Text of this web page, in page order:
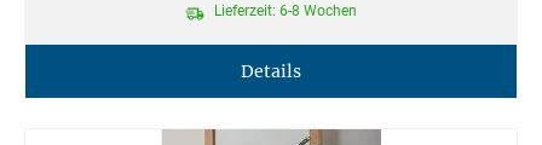
Lieferzeit: 6-8 Wochen
Details